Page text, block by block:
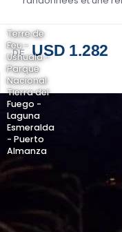
DE USD 1.282
Terre de
Feu -
Ushuaia -
Parque
Nacional
Tierra del
Fuego -
Laguna
Esmeralda
- Puerto
Almanza